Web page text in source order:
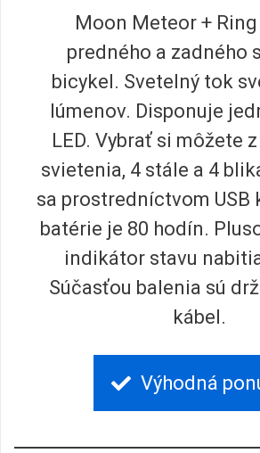
Moon Meteor + Ring
predného a zadného
bicykel. Svetelný tok
lúmenov. Disponuje
LED. Vybrať si môžete
svietenia, 4 stále a 4
sa prostredníctvom USB
batérie je 80 hodín.
indikátor stavu
Súčasťou balenia sú
kábel.
Výhodná